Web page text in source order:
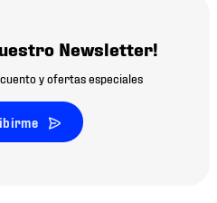
Newsletter!
y ofertas especiales